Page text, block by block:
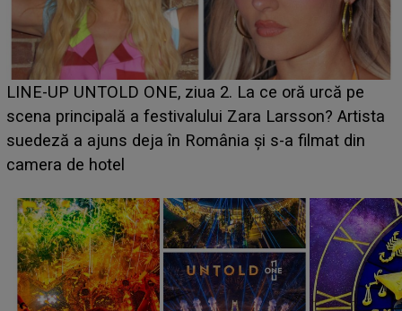
Ce a dezvăluit noua concurentă din "Casa Iubirii" l-a
luat prin surprindere pe Emanuel. CINE ESTE
BĂIATUL VIZAT de Alexandra?! Aflându-se în fața
faptului împlinit, A RECUNOSCUT IMEDIAT: "Am